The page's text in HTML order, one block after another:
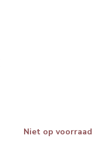
Niet op voorraad